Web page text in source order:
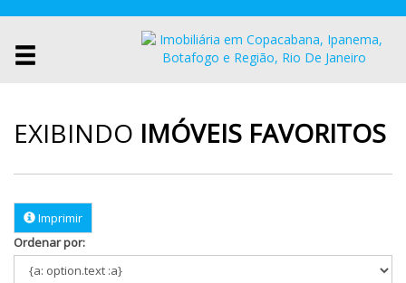
EXIBINDO IMÓVEIS FAVORITOS
Imprimir
Ordenar por: